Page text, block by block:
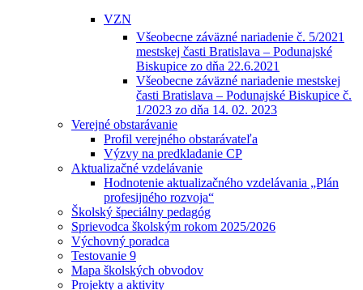
VZN
Všeobecne záväzné nariadenie č. 5/2021
mestskej časti Bratislava – Podunajské
Biskupice zo dňa 22.6.2021
Všeobecne záväzné nariadenie mestskej
časti Bratislava – Podunajské Biskupice č.
1/2023 zo dňa 14. 02. 2023
Verejné obstarávanie
Profil verejného obstarávateľa
Výzvy na predkladanie CP
Aktualizačné vzdelávanie
Hodnotenie aktualizačného vzdelávania „Plán
profesijného rozvoja“
Školský špeciálny pedagóg
Sprievodca školským rokom 2025/2026
Výchovný poradca
Testovanie 9
Mapa školských obvodov
Projekty a aktivity